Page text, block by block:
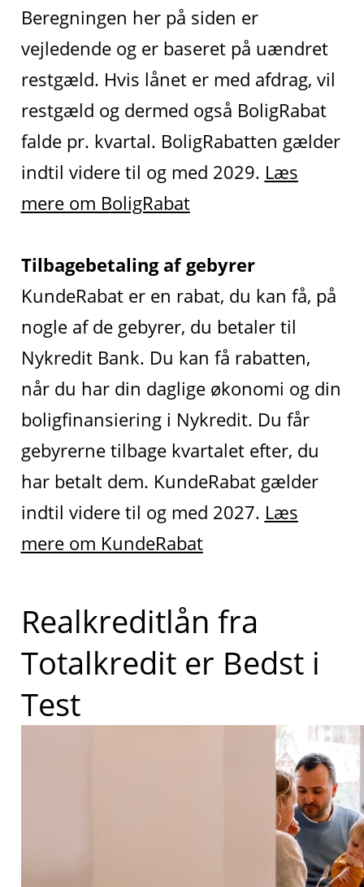
Beregningen her på siden er
vejledende og er baseret på uændret
restgæld. Hvis lånet er med afdrag, vil
restgæld og dermed også BoligRabat
falde pr. kvartal. BoligRabatten gælder
indtil videre til og med 2029. Læs
mere om BoligRabat
Tilbagebetaling af gebyrer
KundeRabat er en rabat, du kan få, på
nogle af de gebyrer, du betaler til
Nykredit Bank. Du kan få rabatten,
når du har din daglige økonomi og din
boligfinansiering i Nykredit. Du får
gebyrerne tilbage kvartalet efter, du
har betalt dem. KundeRabat gælder
indtil videre til og med 2027. Læs
mere om KundeRabat
Realkreditlån fra
Totalkredit er Bedst i
Test